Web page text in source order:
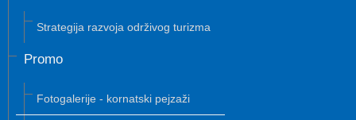
Strategija razvoja održivog turizma
Promo
Fotogalerije - kornatski pejzaži